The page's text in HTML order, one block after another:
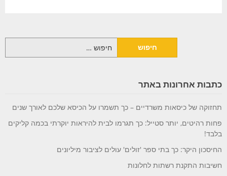
כתבות אחרונות באתר
תחזוקה של כיסאות משרדיים – כך תשמרו על הכיסא שלכם לאורך שנים
פחות רהיטים, יותר סטייל: כך תגרמו לבית להיראות יוקרתי בכמה קליקים
בלבד!
החיסכון היקר: כך בתי ספר 'זולים' עולים לציבור מיליונים
חשיבות התקנת רשתות לחלונות